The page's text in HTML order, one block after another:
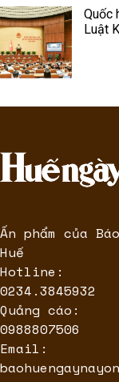
Quốc
Luật
Ấn phẩm của
Huế
Hotline:
0234.3845932
Quảng cáo:
0988807506
Email: